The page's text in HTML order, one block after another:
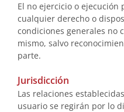
El no ejercicio o ejecución
cualquier derecho o
condiciones generales no
mismo, salvo
parte.
Jurisdicción
Las relaciones
usuario se regirán por lo